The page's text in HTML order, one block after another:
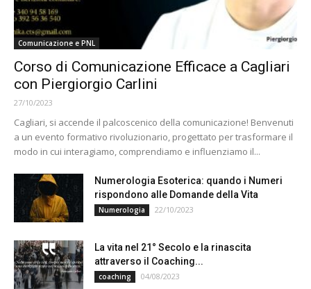
Comunicazione e PNL
Corso di Comunicazione Efficace a Cagliari
con Piergiorgio Carlini
27/10/2023
Cagliari, si accende il palcoscenico della comunicazione! Benvenuti
a un evento formativo rivoluzionario, progettato per trasformare il
modo in cui interagiamo, comprendiamo e influenziamo il...
Numerologia Esoterica: quando i Numeri
rispondono alle Domande della Vita
Numerologia 22/10/2023
La vita nel 21° Secolo e la rinascita
attraverso il Coaching...
coaching 04/08/2023